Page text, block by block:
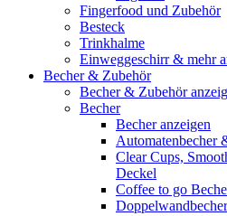
Fingerfood und Zubehör
Besteck
Trinkhalme
Einweggeschirr & mehr
Becher & Zubehör
Becher & Zubehör
Becher
Becher anzeigen
Automatenbecher
Clear Cups,
Deckel
Coffee to go